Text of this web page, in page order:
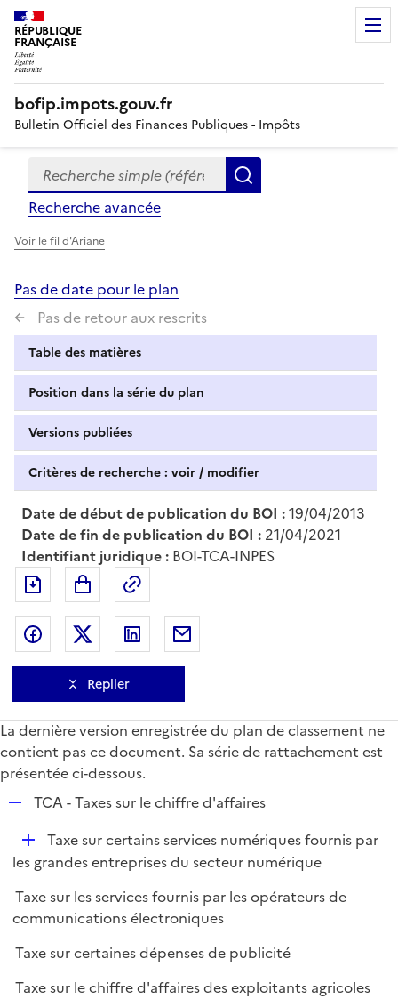
RÉPUBLIQUE
FRANÇAISE
bofip.impots.gouv.fr
Bulletin Officiel des Finances Publiques - Impôts
Formulaire
de
recherche
Recherche simple (références, mots clés, partie du
Recherche avancée
Voir le fil d'Ariane
Pas de date pour le plan
Pas de retour aux rescrits
Table des matières
Position dans la série du plan
Versions publiées
Critères de recherche : voir / modifier
Date de début de publication du BOI :19/04/2013
Date de fin de publication du BOI : 21/04/2021
Identifiant juridique : BOI-TCA-INPES
Exporter le document au format pdf
Partager sur Facebook
Partager sur Twitter
Partager sur LinkedIn
Replier
La dernière version enregistrée du plan de classement ne
contient pas ce document. Sa série de rattachement est
présentée ci-dessous.
p
l
e
r
TCA - Taxes sur le chiffre d'affaires
D
é
l
i
e
Taxe sur certains services numériques fournis par
les grandes entreprises du secteur numérique
Taxe sur les services fournis par les opérateurs de
communications électroniques
Taxe sur certaines dépenses de publicité
Taxe sur le chiffre d'affaires des exploitants agricoles